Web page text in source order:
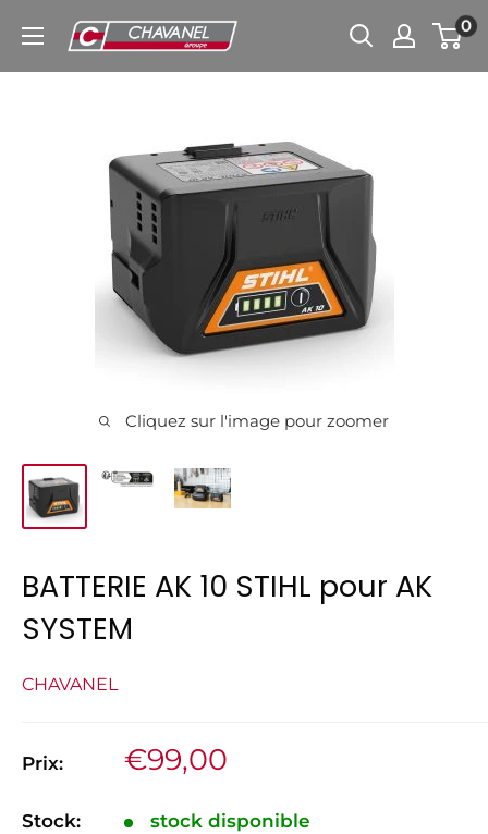
Chavanel.fr 0
Cliquez sur l'image pour zoomer
BATTERIE AK 10 STIHL pour AK
SYSTEM
CHAVANEL
Prix:
Prix
€99,00
Stock: stock disponible